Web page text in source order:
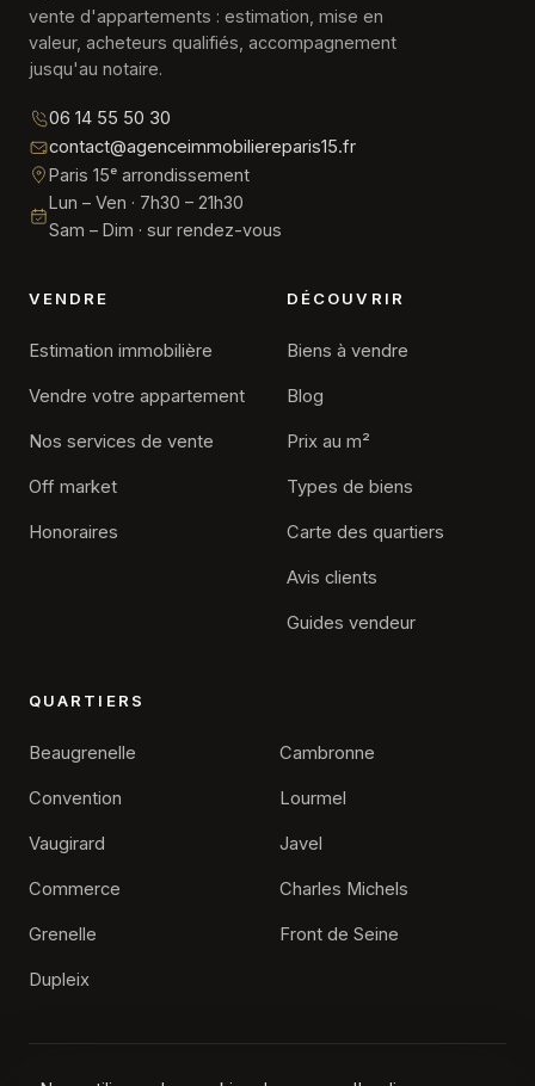
vente d'appartements : estimation, mise en
valeur, acheteurs qualifiés, accompagnement
jusqu'au notaire.
06 14 55 50 30
contact@agenceimmobiliereparis15.fr
Paris 15ᵉ arrondissement
Lun – Ven · 7h30 – 21h30
Sam – Dim · sur rendez-vous
VENDRE
Estimation immobilière
Vendre votre appartement
Nos services de vente
Off market
Honoraires
DÉCOUVRIR
Biens à vendre
Blog
Prix au m²
Types de biens
Carte des quartiers
Avis clients
Guides vendeur
QUARTIERS
Beaugrenelle
Convention
Vaugirard
Commerce
Grenelle
Dupleix
Cambronne
Lourmel
Javel
Charles Michels
Front de Seine
Agence immobilière Paris 15